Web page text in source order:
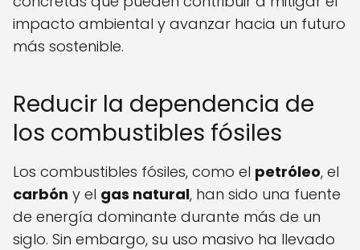
impacto ambiental y avanzar hacia un futuro
más sostenible.
Reducir la dependencia de
los combustibles fósiles
Los combustibles fósiles, como el petróleo, el
carbón y el gas natural, han sido una fuente
de energía dominante durante más de un
siglo. Sin embargo, su uso masivo ha llevado